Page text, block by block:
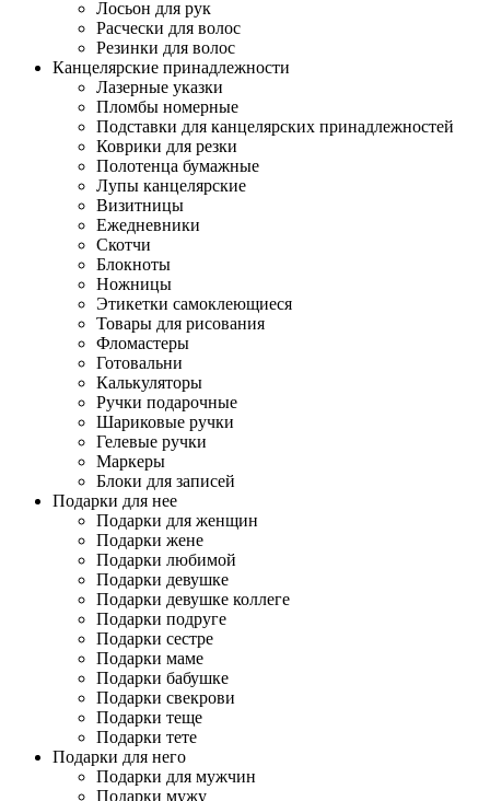
Лосьон для рук
Расчески для волос
Резинки для волос
Канцелярские принадлежности
Лазерные указки
Пломбы номерные
Подставки для канцелярских принадлежностей
Коврики для резки
Полотенца бумажные
Лупы канцелярские
Визитницы
Ежедневники
Скотчи
Блокноты
Ножницы
Этикетки самоклеющиеся
Товары для рисования
Фломастеры
Готовальни
Калькуляторы
Ручки подарочные
Шариковые ручки
Гелевые ручки
Маркеры
Блоки для записей
Подарки для нее
Подарки для женщин
Подарки жене
Подарки любимой
Подарки девушке
Подарки девушке коллеге
Подарки подруге
Подарки сестре
Подарки маме
Подарки бабушке
Подарки свекрови
Подарки теще
Подарки тете
Подарки для него
Подарки для мужчин
Подарки мужу